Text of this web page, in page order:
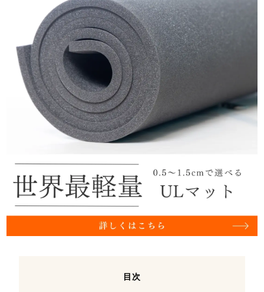
目次
ザノースフェイス『エクスペディションド